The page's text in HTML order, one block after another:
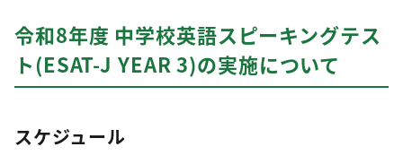
令和8年度 中学校英語スピーキングテス
ト(ESAT-J YEAR 3)の実施について
スケジュール